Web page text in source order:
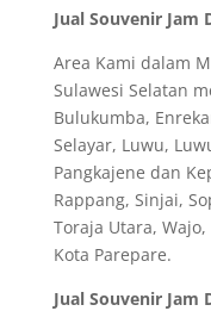
Jual Souvenir Jam
Area Kami dalam
Sulawesi Selatan
Bulukumba,
Selayar, Luwu,
Pangkajene dan
Rappang, Sinjai,
Toraja Utara,
Kota Parepare.
Jual Souvenir Jam